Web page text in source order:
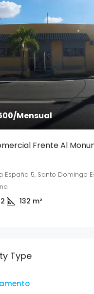
/Mensual
Frente Al
España 5, Santo Domingo
2 132 m²
Type